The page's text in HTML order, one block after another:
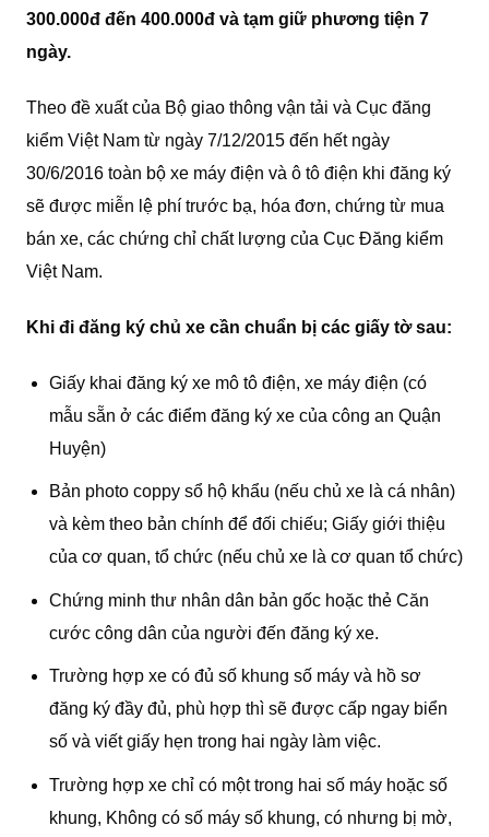
300.000đ đến 400.000đ và tạm giữ phương tiện 7
ngày.
Theo đề xuất của Bộ giao thông vận tải và Cục đăng
kiểm Việt Nam từ ngày 7/12/2015 đến hết ngày
30/6/2016 toàn bộ xe máy điện và ô tô điện khi đăng ký
sẽ được miễn lệ phí trước bạ, hóa đơn, chứng từ mua
bán xe, các chứng chỉ chất lượng của Cục Đăng kiểm
Việt Nam.
Khi đi đăng ký chủ xe cần chuẩn bị các giấy tờ sau:
Giấy khai đăng ký xe mô tô điện, xe máy điện (có
mẫu sẵn ở các điểm đăng ký xe của công an Quận
Huyện)
Bản photo coppy sổ hộ khẩu (nếu chủ xe là cá nhân)
và kèm theo bản chính để đối chiếu; Giấy giới thiệu
của cơ quan, tổ chức (nếu chủ xe là cơ quan tổ chức)
Chứng minh thư nhân dân bản gốc hoặc thẻ Căn
cước công dân của người đến đăng ký xe.
Trường hợp xe có đủ số khung số máy và hồ sơ
đăng ký đầy đủ, phù hợp thì sẽ được cấp ngay biển
số và viết giấy hẹn trong hai ngày làm việc.
Trường hợp xe chỉ có một trong hai số máy hoặc số
khung, Không có số máy số khung, có nhưng bị mờ,